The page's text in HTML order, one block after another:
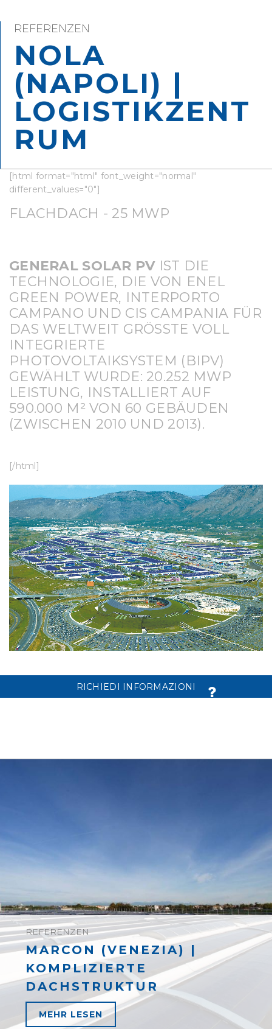
REFERENZEN
NOLA
(NAPOLI) |
LOGISTIKZENT
RUM
[html format="html" font_weight="normal"
different_values="0"]
FLACHDACH - 25 MWP
GENERAL SOLAR PVIST DIE
TECHNOLOGIE, DIE VON ENEL
GREEN POWER, INTERPORTO
CAMPANO UND CIS CAMPANIA FÜR
DAS WELTWEIT GRÖSSTE VOLL I
NTEGRIERTE P
HOTOVOLTAIKSYSTEM (BIPV) G
EWÄHLT WURDE: 20.252 MWP L
EISTUNG, INSTALLIERT AUF 5
90.000 M² VON 60 GEBÄUDEN (
ZWISCHEN 2010 UND 2013).
[/html]
RICHIEDI INFORMAZIONI
REFERENZEN
MARCON (VENEZIA) |
KOMPLIZIERTE
DACHSTRUKTUR
MEHR LESEN